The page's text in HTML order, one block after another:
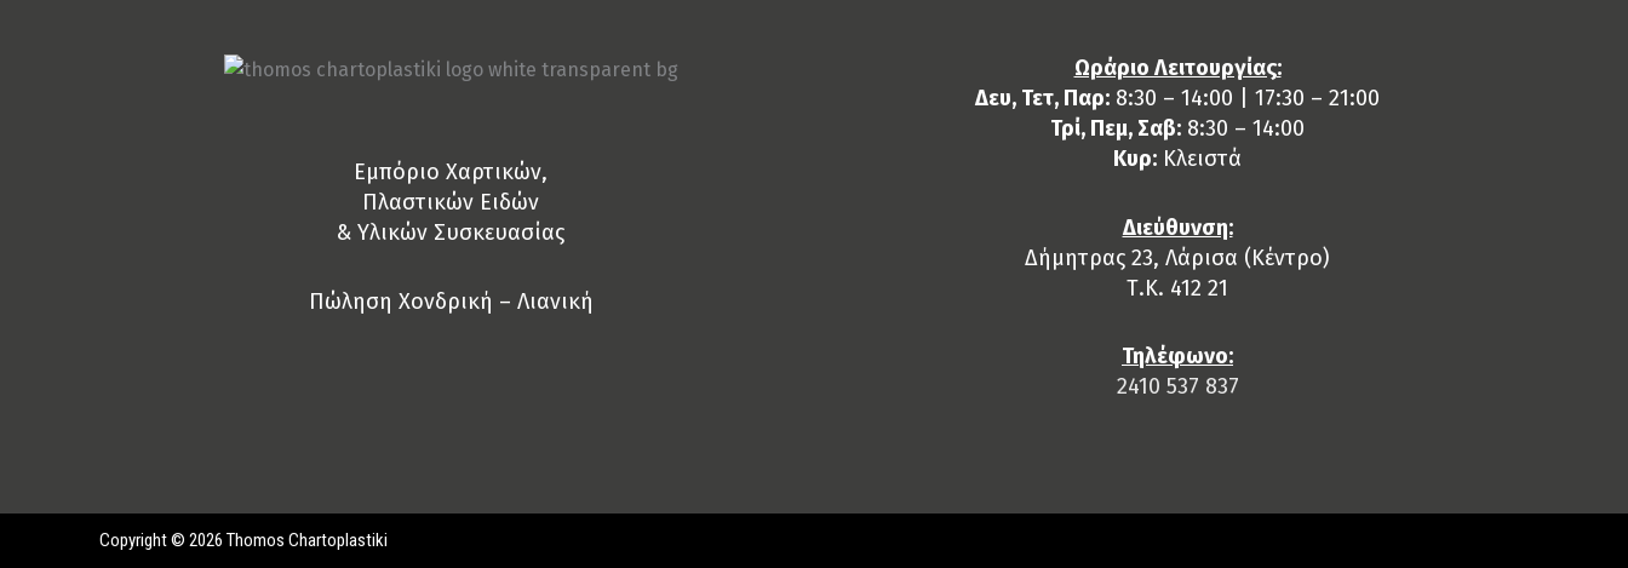
Eμπόριο Χαρτικών,
Πλαστικών Ειδών
& Yλικών Συσκευασίας
Πώληση Χονδρική – Λιανική
Ωράριο Λειτουργίας:
Δευ, Τετ, Παρ: 8:30 – 14:00 | 17:30 – 21:00
Τρί, Πεμ, Σαβ: 8:30 – 14:00
Κυρ: Κλειστά
Διεύθυνση:
Δήμητρας 23, Λάρισα (Κέντρο)
Τ.Κ. 412 21
Τηλέφωνο:
2410 537 837
Copyright © 2026 Thomos Chartoplastiki